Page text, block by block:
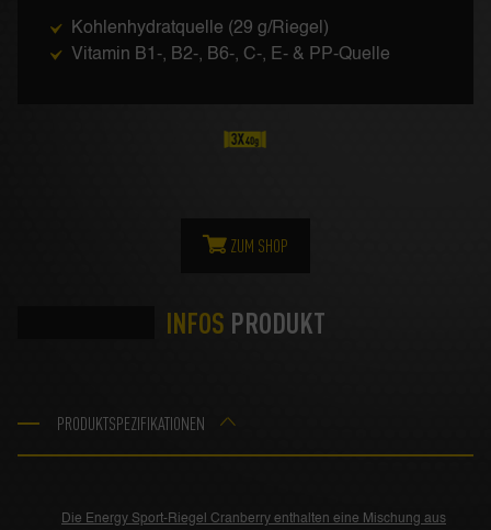
Kohlenhydratquelle (29 g/Riegel)
Vitamin B1-, B2-, B6-, C-, E- & PP-Quelle
ZUM SHOP
INFOS PRODUKT
PRODUKTSPEZIFIKATIONEN
Die Energy Sport-Riegel Cranberry enthalten eine Mischung aus